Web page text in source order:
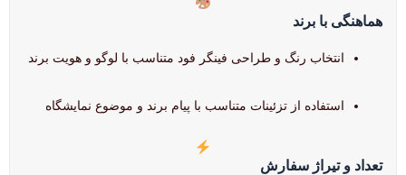
هماهنگی با برند
انتخاب رنگ و طراحی فینگر فود متناسب با لوگو و هویت برند
استفاده از تزئینات متناسب با پیام برند و موضوع نمایشگاه
تعداد و تیراژ سفارش